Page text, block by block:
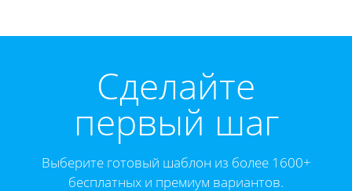
Cделайте
первый шаг
Выберите готовый шаблон из более 1600+
бесплатных и премиум вариантов.